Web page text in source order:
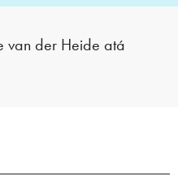
van der Heide atá